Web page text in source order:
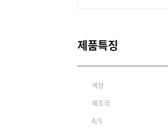
제품특징
색상
제조국
A/S